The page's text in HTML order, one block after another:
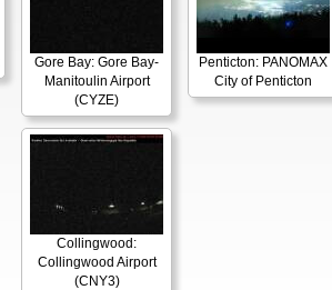
Gore Bay: Gore Bay-
Manitoulin Airport
(CYZE)
Penticton: PANOMAX
City of Penticton
Collingwood:
Collingwood Airport
(CNY3)